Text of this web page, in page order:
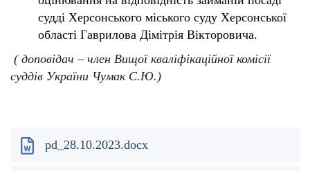
судді Херсонського міського суду Херсонської
області Гаврилова Дімітрія Вікторовича.
( доповідач – член Вищої кваліфікаційної комісії
суддів України Чумак С.Ю.)
pd_28.10.2023.docx